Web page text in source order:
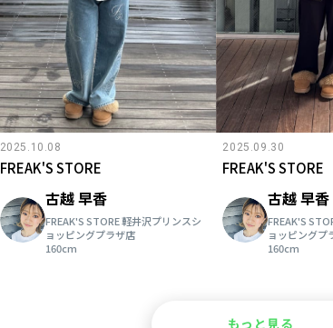
2025.10.08
FREAK'S STORE
古越 早香
FREAK'S STORE 軽井沢プリンスシ
ョッピングプラザ店
160cm
2025.09.30
FREAK'S STORE
古越 早香
FREAK'S
ョッピングプ
160cm
もっと見る